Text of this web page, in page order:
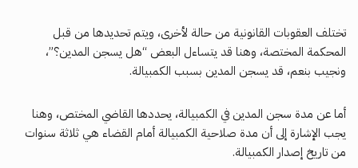
تختلف العقوبات القانونية من حالة لأخرى، ويتم تحديدها من قبل
المحكمة المختصة، وهنا قد يتساءل البعض “هل يسجن المدين؟”،
ونجيب بنعم، قد يسجن المدين بسبب الكمبيالة.
أما عن مدة سجن المدين في الكمبيالة، يحددها القاضي المختص، وهنا
يجب الإشارة إلى أن مدة صلاحية الكمبيالة أمام القضاء هي ثلاثة سنوات
من تاريخ إصدار الكمبيالة.